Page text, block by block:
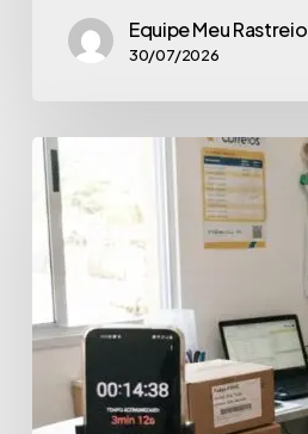
Equipe Meu Rastreio
30/07/2026